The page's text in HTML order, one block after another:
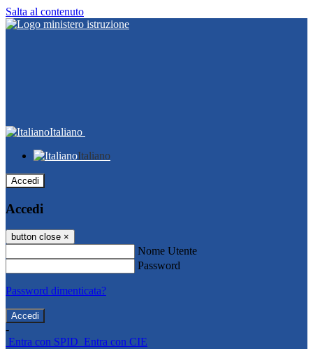
Salta al contenuto
Italiano
Italiano
Accedi
Accedi
button close ×
Nome Utente
Password
Password dimenticata?
-
Entra con SPID Entra con CIE